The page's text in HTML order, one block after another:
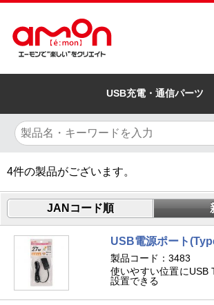
USB充電・通信パーツ
4件の製品がございます。
JANコード順
USB電源ポート
製品コード：3483
使いやすい位置にUSB
設置できる